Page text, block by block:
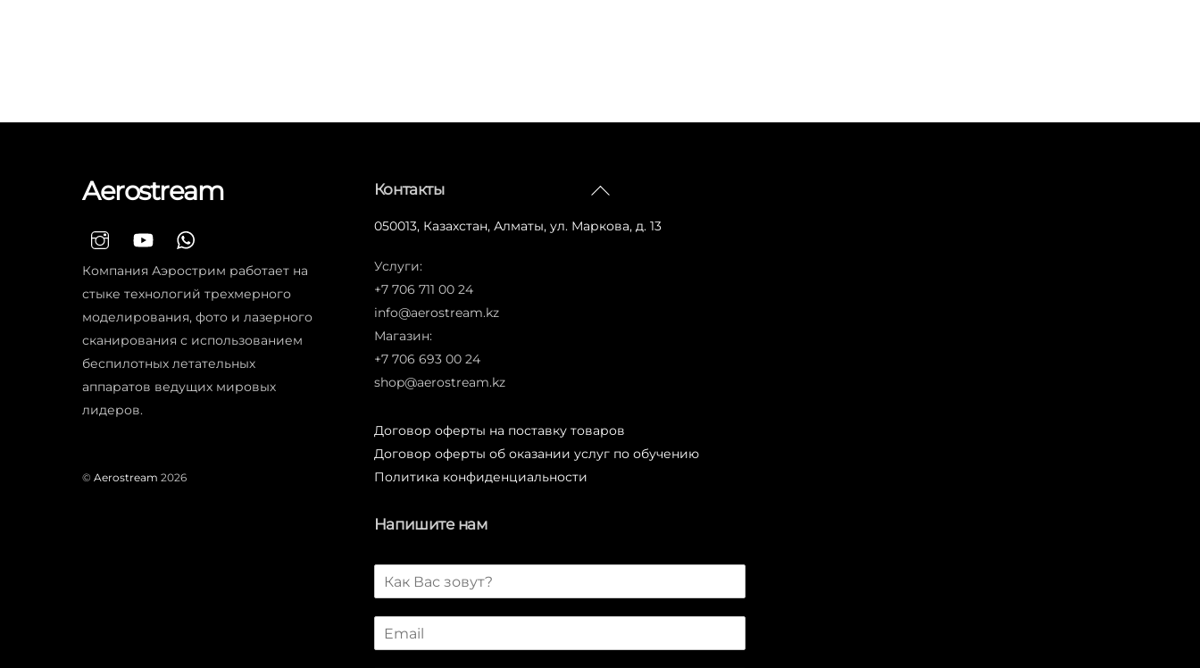
Вернуться
Aerostream
Компания Аэрострим работает на
стыке технологий трехмерного
моделирования, фото и лазерного
сканирования с использованием
беспилотных летательных
аппаратов ведущих мировых
лидеров.
© Aerostream 2026
Контакты
050013, Казахстан, Алматы, ул. Маркова, д. 13
Услуги:
+7 706 711 00 24
info@aerostream.kz
Магазин:
+7 706 693 00 24
shop@aerostream.kz
Договор оферты на поставку товаров
Договор оферты об оказании услуг по обучению
Политика конфиденциальности
Напишите нам
m